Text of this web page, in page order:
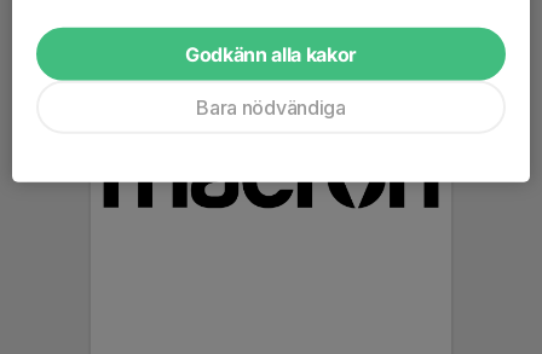
Godkänn alla kakor
Bara nödvändiga